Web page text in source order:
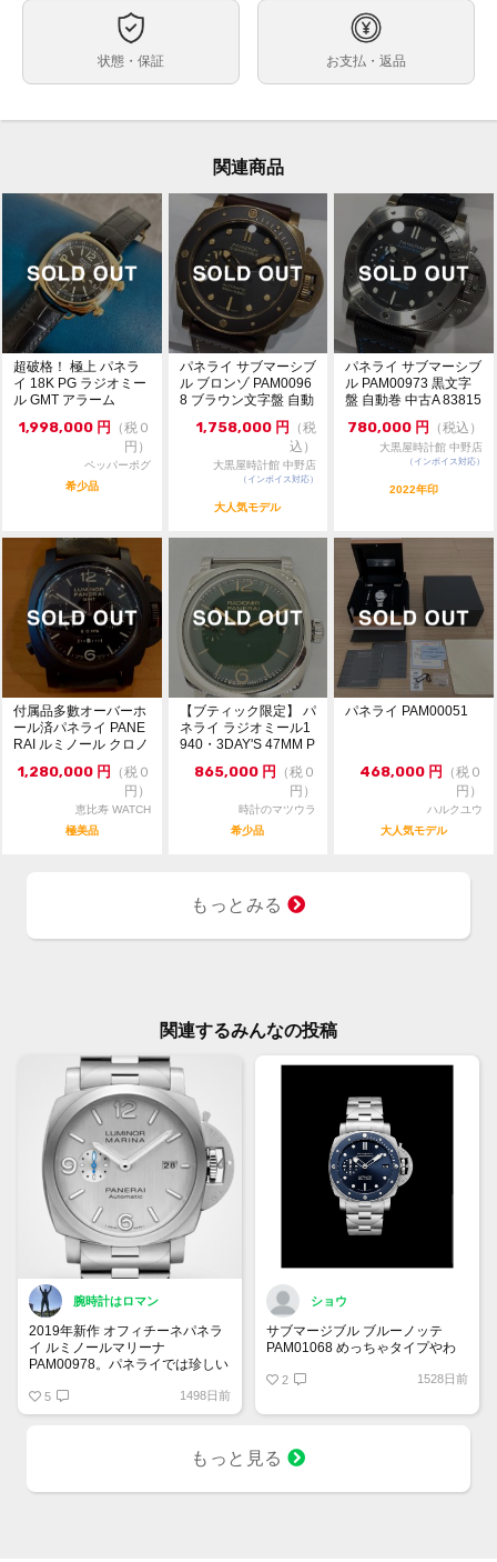
約42mm
最大約19cm（ラバー・黒色・尾錠・使用感少しあり）
ケース素材
ト（使用感あり） ケースカバー
・W番シリアル
・日差約+7秒（タイムグラファー計測・平置き・使用
環境や計測環境によって数値が変動致します。参考程度
にお考えください。）
小キズや細かな当てキズが少しありますが、目立つ大き
なキズはありません。
ガラスにキズやカケはありません。
コメント
・通信販売限定商品の為、実物確認や店舗へのお取寄せ
は出来かねます。
・価格交渉やお問合せは『出品者に質問する』よりお願
い致します。
・価格交渉の際は必ずご希望金額をご提示ください。
・専用出品・取置は出来かねます。先着順にてご注文を
・一般のお客様からの委託商品でございます。お問合せ
・ベルトの駒調整や交換は承っておりません。メーカー
等にご依頼ください。
状態・保証 お支払・返品
関連商品
超破格！ 極上 パネラ
イ 18K PG ラジオミー
ル GMT アラーム
1,998,000 円
（税０
円）
ペッパーポグ
希少品
パネライ サブマーシブ
ル ブロンゾ PAM0096
8 ブラウン文字盤 自動
1,758,000 円
（税
込）
大黒屋時計館 中野店
（インボイス対応）
大人気モデル
パネライ サブマーシブ
ル PAM00973 黒文字
盤 自動巻 中古A 83815
780,000 円 （税込）
大黒屋時計館 中野店
（インボイス対応）
2022年印
付属品多數オーバーホ
ール済パネライ PANE
RAI ルミノール クロノ
1,280,000 円 （税０
円）
恵比寿 WATCH
極美品
【ブティック限定】 パ
ネライ ラジオミール1
940・3DAY'S 47MM P
865,000 円 （税０
円）
時計のマツウラ
希少品
パネライ PAM00051
468,000 円 （税０
円）
ハルクユウ
大人気モデル
もっとみる
関連するみんなの投稿
腕時計はロマン
2019年新作 オフィチーネパネラ
イ ルミノールマリーナ
PAM00978。パネライでは珍しい
モデル。ケースバックはスケルト
ンとなっており、自社キャリバー
り種のパネライをお探しの方には
5 1498日前
ショウ
サブマージブル ブルーノッテ
PAM01068 めっちゃタイプやわ
2 1528日前
もっと見る